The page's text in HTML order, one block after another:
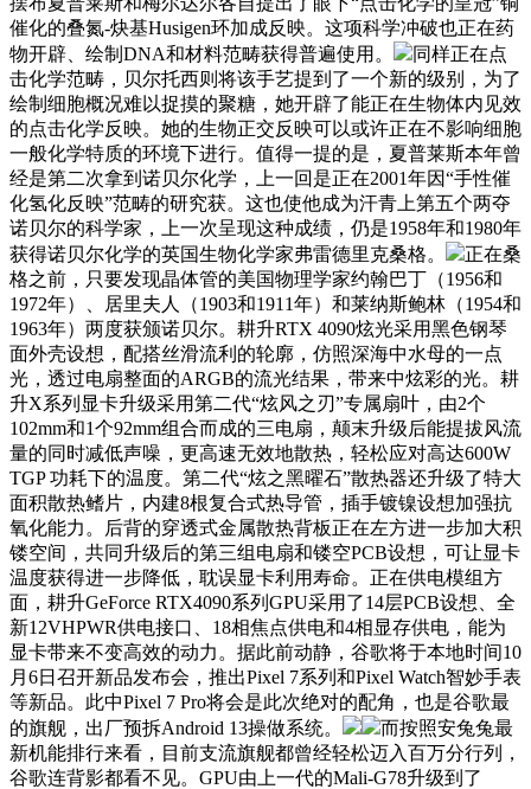
催化的叠氮-炔基Husigen环加成反映。这项科学冲破也正在药
物开辟、绘制DNA和材料范畴获得普遍使用。
同样正在点
击化学范畴，贝尔托西则将该手艺提到了一个新的级别，为了
绘制细胞概况难以捉摸的聚糖，她开辟了能正在生物体内见效
的点击化学反映。她的生物正交反映可以或许正在不影响细胞
一般化学特质的环境下进行。值得一提的是，夏普莱斯本年曾
经是第二次拿到诺贝尔化学，上一回是正在2001年因“手性催
化氢化反映”范畴的研究获。这也使他成为汗青上第五个两夺
诺贝尔的科学家，上一次呈现这种成绩，仍是1958年和1980年
获得诺贝尔化学的英国生物化学家弗雷德里克桑格。
正在桑
格之前，只要发现晶体管的美国物理学家约翰巴丁（1956和
1972年）、居里夫人（1903和1911年）和莱纳斯鲍林（1954和
1963年）两度获颁诺贝尔。耕升RTX 4090炫光采用黑色钢琴
面外壳设想，配搭丝滑流利的轮廓，仿照深海中水母的一点
光，透过电扇整面的ARGB的流光结果，带来中炫彩的光。耕
升X系列显卡升级采用第二代“炫风之刃”专属扇叶，由2个
102mm和1个92mm组合而成的三电扇，颠末升级后能提拔风流
量的同时减低声噪，更高速无效地散热，轻松应对高达600W
TGP 功耗下的温度。第二代“炫之黑曜石”散热器还升级了特大
面积散热鳍片，内建8根复合式热导管，插手镀镍设想加强抗
氧化能力。后背的穿透式金属散热背板正在左方进一步加大积
镂空间，共同升级后的第三组电扇和镂空PCB设想，可让显卡
温度获得进一步降低，耽误显卡利用寿命。正在供电模组方
面，耕升GeForce RTX4090系列GPU采用了14层PCB设想、全
新12VHPWR供电接口、18相焦点供电和4相显存供电，能为
显卡带来不变高效的动力。据此前动静，谷歌将于本地时间10
月6日召开新品发布会，推出Pixel 7系列和Pixel Watch智妙手表
等新品。此中Pixel 7 Pro将会是此次绝对的配角，也是谷歌最
的旗舰，出厂预拆Android 13操做系统。
而按照安兔兔最
新机能排行来看，目前支流旗舰都曾经轻松迈入百万分行列，
谷歌连背影都看不见。GPU由上一代的Mali-G78升级到了